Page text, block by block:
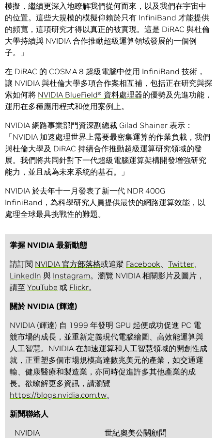
模擬，繼續更深入地瞭解我們從何而來，以及我們在宇宙中
的位置。這些大規模的模擬仰賴於只有 InfiniBand 才能提供
的頻寬，這項研究才得以真正的被實現。這是 DiRAC 與杜倫
大學持續與 NVIDIA 合作推動超級運算領域發展的一個例
子。」
在 DiRAC 的 COSMA 8 超級電腦中使用 InfiniBand 技術，
讓 NVIDIA 與杜倫大學多項合作案相互補，包括正在研究與探
索如何將 NVIDIA BlueField® 資料處理器的優勢及先進功能，
運用在多種應用程式和使用案例上。
NVIDIA 網路事業部門資深副總裁 Gilad Shainer 表示：
「NVIDIA 加速處理世界上需要最密集運算的作業負載，我們
與杜倫大學及 DiRAC 持續合作推動超級運算研究領域的發
展。我們將共同針對下一代超級電腦運算架構開發增強研究
能力，並且成為未來系統的基石。」
NVIDIA 於去年十一月發表了新一代 NDR 400G
InfiniBand，為科學研究人員提供最快的網路運算效能，以
處理全球最具挑戰性的難題。
掌握 NVIDIA 最新動態
請訂閱 NVIDIA 官方部落格或追蹤 Facebook、 Twitter、
LinkedIn 與 Instagram。瀏覽 NVIDIA 相關影片及圖片，
請至 YouTube 或 Flickr。
關於 NVIDIA (輝達)
NVIDIA (輝達) 自 1999 年發明 GPU 起便成功促進 PC 電
競市場的成長，並重新定義現代電腦繪圖、高效能運算與
人工智慧。NVIDIA 在加速運算和人工智慧領域的開創性成
就，正重塑多個市場規模高達數兆美元的產業，如交通運
輸、健康醫療和製造業，亦同時促進許多其他產業的成
長。欲瞭解更多資訊，請瀏覽
https://blogs.nvidia.com.tw。
新聞聯絡人
NVIDIA
世紀奧美公關顧問